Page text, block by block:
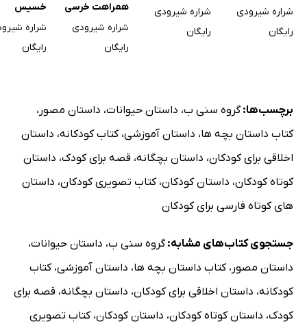
شراره شیرودی
رایگان
شراره شیرودی
رایگان
همراهت خرسی
شراره شیرودی
رایگان
خسیس
شراره
رایگان
برچسب‌ها:گروه سنی ب، داستان حیوانات، داستان مصور ،
کتاب داستان بچه ها، داستان آموزشی،کتاب کودکانه، داستان
اخلاقی برای کودکان، داستان بچگانه، قصه برای کودک، داستان
کوتاه کودکان، داستان کودکان،کتاب تصویری کودکان، داستان
های کوتاه فارسی برای کودکان
جستجوی کتاب‌های مشابه:گروه سنی ب، داستان حیوانات،
داستان مصور ،کتاب داستان بچه ها، داستان آموزشی،کتاب
کودکانه، داستان اخلاقی برای کودکان، داستان بچگانه، قصه برای
کودک، داستان کوتاه کودکان، داستان کودکان،کتاب تصویری